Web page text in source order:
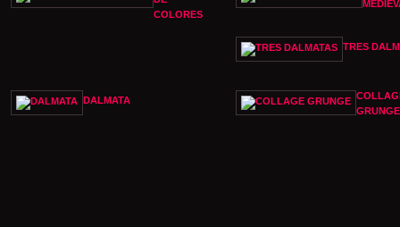
COLORES
TRES
DALMATA
GRUNGE